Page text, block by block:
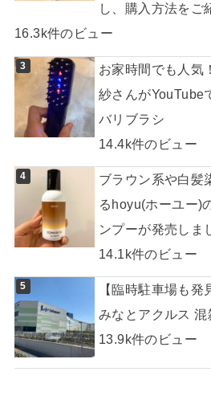
し、購入方法をご
16.3k件のビュー
お家時間でも人気
紗さんがYouTube
バリブラシ
14.4k件のビュー
ブラウン系や白髪
るhoyu(ホーユー)
ンプーが発売しま
14.1k件のビュー
【臨時駐車場も
みなとアクルス 混
13.9k件のビュー